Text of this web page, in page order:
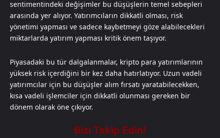
sentimentindeki değişimler bu düşüşlerin temel sebepleri
arasında yer alıyor. Yatırımcıların dikkatli olması, risk
yönetimi yapması ve sadece kaybetmeyi göze alabilecekleri
miktarlarda yatırım yapması kritik önem taşıyor.
Piyasadaki bu tür dalgalanmalar, kripto para yatırımlarının
yüksek risk içerdiğini bir kez daha hatırlatıyor. Uzun vadeli
yatırımcılar için bu düşüşler alım fırsatı yaratabilecekken,
kısa vadeli işlemciler için dikkatli olunması gereken bir
dönem olarak öne çıkıyor.